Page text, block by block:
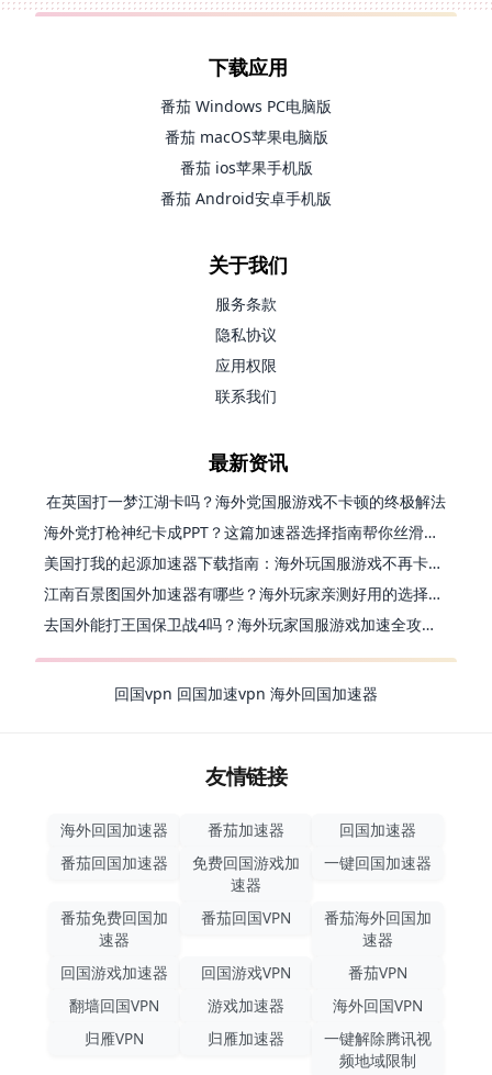
下载应用
番茄 Windows PC电脑版
番茄 macOS苹果电脑版
番茄 ios苹果手机版
番茄 Android安卓手机版
关于我们
服务条款
隐私协议
应用权限
联系我们
最新资讯
在英国打一梦江湖卡吗？海外党国服游戏不卡顿的终极解法
海外党打枪神纪卡成PPT？这篇加速器选择指南帮你丝滑上分
美国打我的起源加速器下载指南：海外玩国服游戏不再卡的终极方案
江南百景图国外加速器有哪些？海外玩家亲测好用的选择与避坑指南
去国外能打王国保卫战4吗？海外玩家国服游戏加速全攻略（附公主连结幻想江湖实测）
回国vpn 回国加速vpn 海外回国加速器
友情链接
海外回国加速器 番茄加速器
回国加速器
番茄回国加速器
免费回国游戏加
速器
一键回国加速器
番茄免费回国加
速器
番茄回国VPN
番茄海外回国加
速器
回国游戏加速器
回国游戏VPN
番茄VPN
翻墙回国VPN
游戏加速器
海外回国VPN
归雁VPN
归雁加速器
一键解除腾讯视
频地域限制